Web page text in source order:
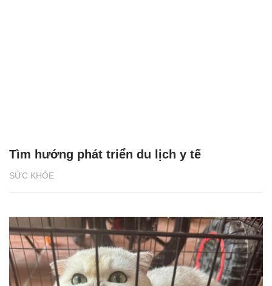
SỨC KHỎE
Tìm hướng phát triển du lịch y tế